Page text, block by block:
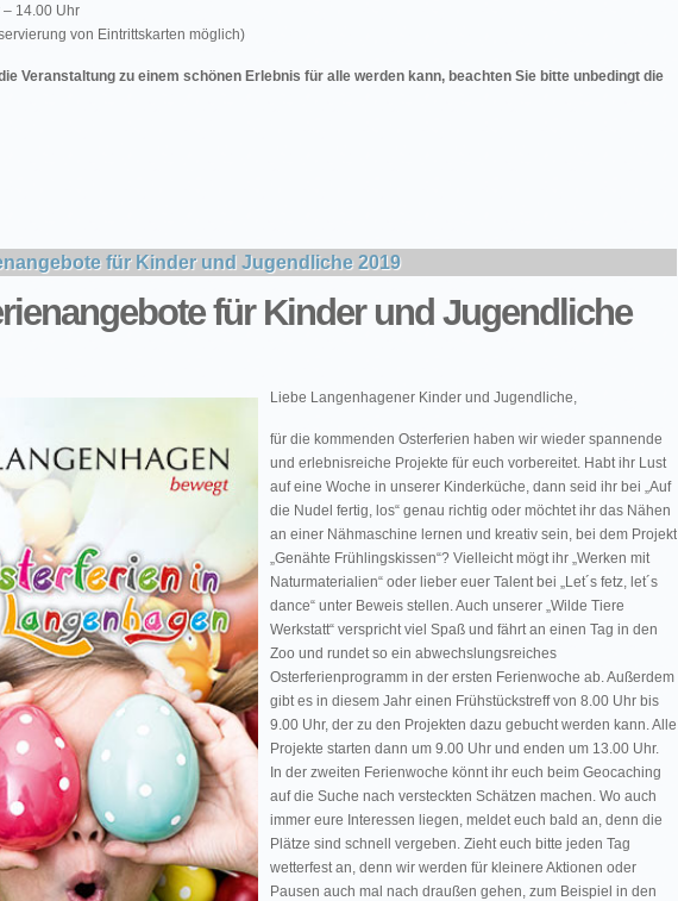
– 14.00 Uhr
von Eintrittskarten möglich)
Veranstaltung zu einem schönen Erlebnis für alle werden kann, beachten Sie bitte unbedingt die
für Kinder und Jugendliche 2019
für Kinder und Jugendliche
Liebe Langenhagener Kinder und Jugendliche,
für die kommenden Osterferien haben wir wieder spannende
und erlebnisreiche Projekte für euch vorbereitet. Habt ihr Lust
auf eine Woche in unserer Kinderküche, dann seid ihr bei „Auf
die Nudel fertig, los“ genau richtig oder möchtet ihr das Nähen
an einer Nähmaschine lernen und kreativ sein, bei dem Projekt
„Genähte Frühlingskissen“? Vielleicht mögt ihr „Werken mit
Naturmaterialien“ oder lieber euer Talent bei „Let´s fetz, let´s
dance“ unter Beweis stellen. Auch unserer „Wilde Tiere
Werkstatt“ verspricht viel Spaß und fährt an einen Tag in den
Zoo und rundet so ein abwechslungsreiches
Osterferienprogramm in der ersten Ferienwoche ab. Außerdem
gibt es in diesem Jahr einen Frühstückstreff von 8.00 Uhr bis
9.00 Uhr, der zu den Projekten dazu gebucht werden kann. Alle
Projekte starten dann um 9.00 Uhr und enden um 13.00 Uhr.
In der zweiten Ferienwoche könnt ihr euch beim Geocaching
auf die Suche nach versteckten Schätzen machen. Wo auch
immer eure Interessen liegen, meldet euch bald an, denn die
Plätze sind schnell vergeben. Zieht euch bitte jeden Tag
wetterfest an, denn wir werden für kleinere Aktionen oder
Pausen auch mal nach draußen gehen, zum Beispiel in den